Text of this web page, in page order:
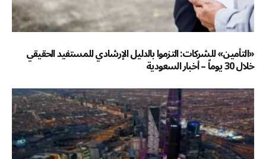
«التأمين» للشركات: التزموا بالدليل الإرشادي للمستفيد الحقيقي
خلال 30 يوماً – أخبار السعودية